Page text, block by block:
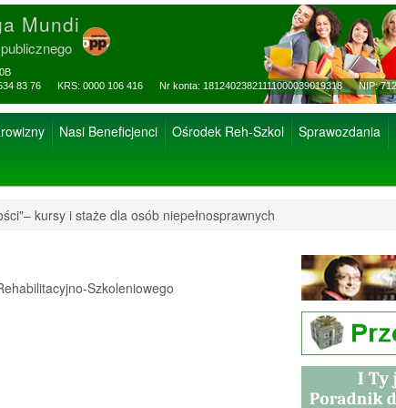
Mundi
83 76 KRS: 0000 106 416 Nr konta: 18124023821111000039019318 NIP:
Nasi Beneficjenci Ośrodek Reh-Szkol Sprawozdania
kursy i staże dla osób niepełnosprawnych
Szkoleniowego